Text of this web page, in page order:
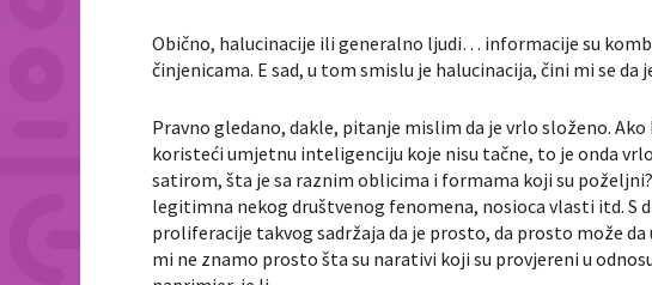
Obično, halucinacije ili generalno ljudi… informacije su
činjenicama. E sad, u tom smislu je halucinacija, čini mi se
Pravno gledano, dakle, pitanje mislim da je vrlo složeno.
koristeći umjetnu inteligenciju koje nisu tačne, to je onda
satirom, šta je sa raznim oblicima i formama koji su
legitimna nekog društvenog fenomena, nosioca vlasti itd.
proliferacije takvog sadržaja da je prosto, da prosto može
mi ne znamo prosto šta su narativi koji su provjereni u